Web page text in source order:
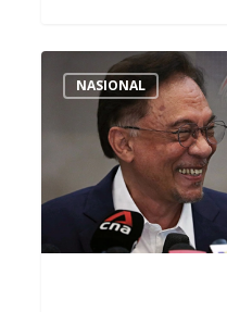
Ringgit
Jatuh
Menjunam
NASIONAL